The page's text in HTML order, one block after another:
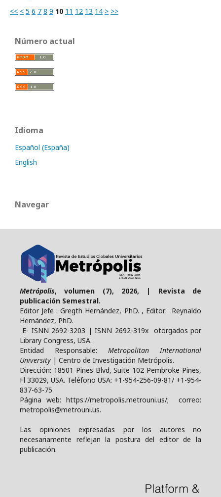
<< < 5 6 7 8 9 10 11 12 13 14 > >>
Número actual
Idioma
Español (España)
English
Navegar
Metrópolis, volumen (7), 2026, | Revista de
publicación Semestral.
Editor Jefe : Gregth Hernández, PhD. , Editor: Reynaldo
Hernández, PhD.
E- ISNN 2692-3203 | ISNN 2692-319x otorgados por
Library Congress, USA.
Entidad Responsable: Metropolitan International
University | Centro de Investigación Metrópolis.
Dirección: 18501 Pines Blvd, Suite 102 Pembroke Pines,
Fl 33029, USA. Teléfono USA: +1-954-256-09-81/ +1-954-
837-63-75
Página web: https://metropolis.metrouni.us/; correo:
metropolis@metrouni.us.
Las opiniones expresadas por los autores no
necesariamente reflejan la postura del editor de la
publicación.